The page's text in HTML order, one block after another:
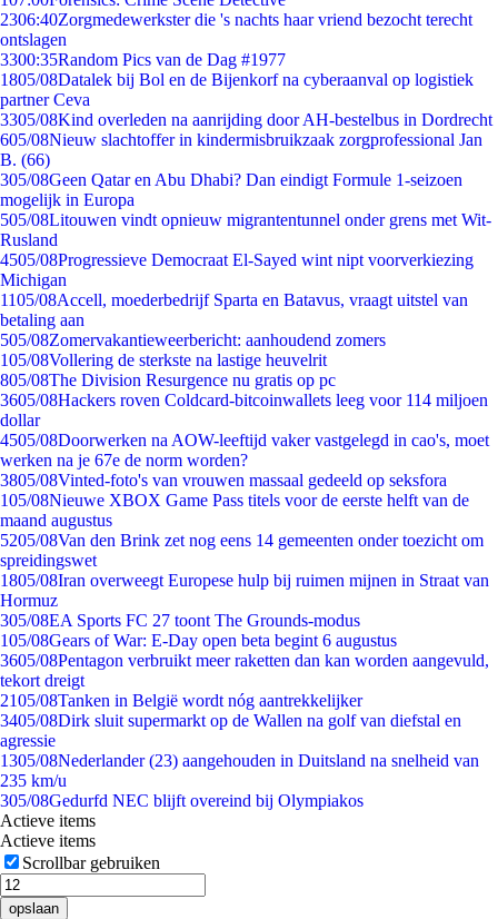
2306:40Zorgmedewerkster die 's nachts haar vriend bezocht terecht
ontslagen
3300:35Random Pics van de Dag #1977
1805/08Datalek bij Bol en de Bijenkorf na cyberaanval op logistiek
partner Ceva
3305/08Kind overleden na aanrijding door AH-bestelbus in Dordrecht
605/08Nieuw slachtoffer in kindermisbruikzaak zorgprofessional Jan
B. (66)
305/08Geen Qatar en Abu Dhabi? Dan eindigt Formule 1-seizoen
mogelijk in Europa
505/08Litouwen vindt opnieuw migrantentunnel onder grens met Wit-
Rusland
4505/08Progressieve Democraat El-Sayed wint nipt voorverkiezing
Michigan
1105/08Accell, moederbedrijf Sparta en Batavus, vraagt uitstel van
betaling aan
505/08Zomervakantieweerbericht: aanhoudend zomers
105/08Vollering de sterkste na lastige heuvelrit
805/08The Division Resurgence nu gratis op pc
3605/08Hackers roven Coldcard-bitcoinwallets leeg voor 114 miljoen
dollar
4505/08Doorwerken na AOW-leeftijd vaker vastgelegd in cao's, moet
werken na je 67e de norm worden?
3805/08Vinted-foto's van vrouwen massaal gedeeld op seksfora
105/08Nieuwe XBOX Game Pass titels voor de eerste helft van de
maand augustus
5205/08Van den Brink zet nog eens 14 gemeenten onder toezicht om
spreidingswet
1805/08Iran overweegt Europese hulp bij ruimen mijnen in Straat van
Hormuz
305/08EA Sports FC 27 toont The Grounds-modus
105/08Gears of War: E-Day open beta begint 6 augustus
3605/08Pentagon verbruikt meer raketten dan kan worden aangevuld,
tekort dreigt
2105/08Tanken in België wordt nóg aantrekkelijker
3405/08Dirk sluit supermarkt op de Wallen na golf van diefstal en
agressie
1305/08Nederlander (23) aangehouden in Duitsland na snelheid van
235 km/u
305/08Gedurfd NEC blijft overeind bij Olympiakos
Actieve items
Actieve items
Scrollbar gebruiken
opslaan